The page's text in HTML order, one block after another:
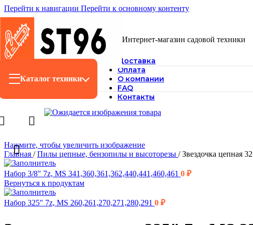
Перейти к навигации Перейти к основному контенту
Интернет-магазин садовой техники
Каталог техники
Доставка
Оплата
О компании
FAQ
Контакты
Нажмите, чтобы увеличить изображение
Главная / Пилы цепные, бензопилы и высоторезы / Звездочка цепная
Набор 3/8" 7z, MS 341,360,361,362,440,441,460,461 0 ₽
Вернуться к продуктам
Набор 325" 7z, MS 260,261,270,271,280,291 0 ₽